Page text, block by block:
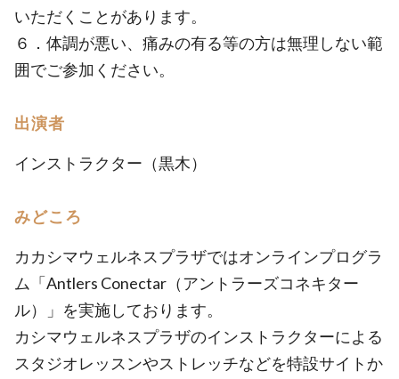
いただくことがあります。
６．体調が悪い、痛みの有る等の方は無理しない範
囲でご参加ください。
出演者
インストラクター（黒木）
みどころ
カカシマウェルネスプラザではオンラインプログラ
ム「Antlers Conectar（アントラーズコネキター
ル）」を実施しております。
カシマウェルネスプラザのインストラクターによる
スタジオレッスンやストレッチなどを特設サイトか